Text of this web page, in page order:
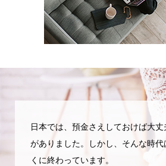
日本では、預金さえしておけば大
がありました。しかし、そんな時
くに終わっています。